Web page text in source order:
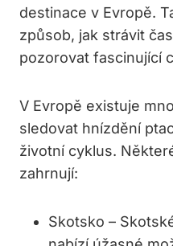
destinace v Evropě.
způsob, jak strávit
pozorovat fascinující
V Evropě existuje
sledovat hnízdění
životní cyklus.
zahrnují:
Skotsko –